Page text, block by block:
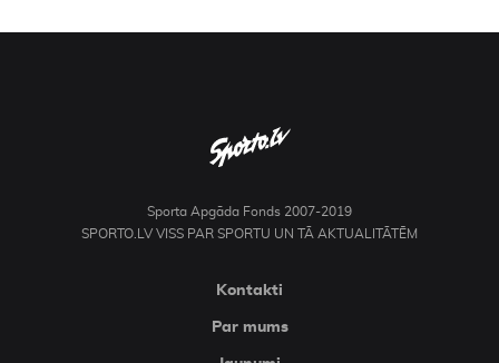
Sporta Apgāda Fonds 2007-2019
SPORTO.LV VISS PAR SPORTU UN TĀ AKTUALITĀTĒM
Kontakti
Par mums